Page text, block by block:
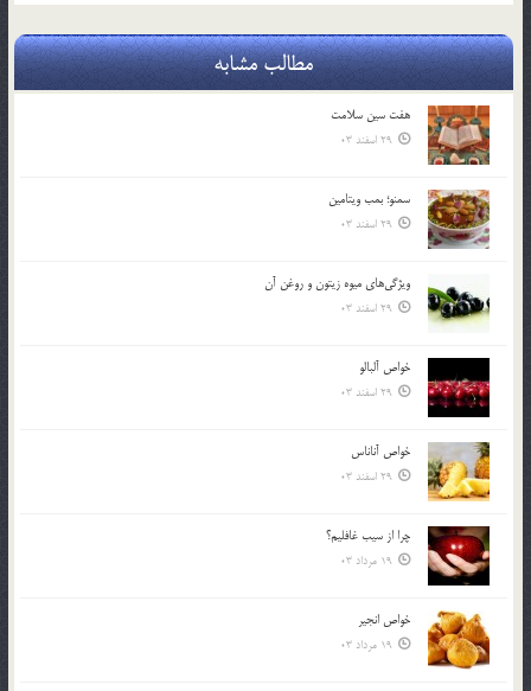
مطالب مشابه
هفت سين سلامت
29 اسفند 03
سمنو؛ بمب ويتامين
29 اسفند 03
ويژگي‌هاي ميوه زيتون و روغن آن
29 اسفند 03
خواص آلبالو
29 اسفند 03
خواص آناناس
29 اسفند 03
چرا از سيب غافليم؟
19 مرداد 03
خواص انجير
19 مرداد 03